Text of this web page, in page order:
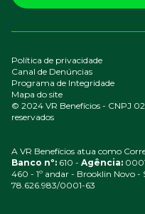
© 2024 VR Benefícios - CNPJ
reservados
Política de privacidade
Canal de Denúncias
Programa de Integridade
Mapa do site
A VR Benefícios atua como
Banco nº: 610 - Agência:
460 - 1º andar - Brooklin Novo -
78.626.983/0001-63